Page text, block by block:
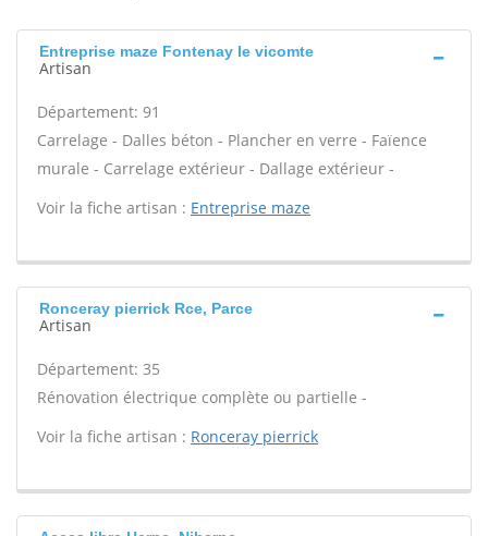
Entreprise maze Fontenay le vicomte
Artisan
Département: 91
Carrelage - Dalles béton - Plancher en verre - Faïence
murale - Carrelage extérieur - Dallage extérieur -
Voir la fiche artisan : Entreprise maze
Ronceray pierrick Rce, Parce
Artisan
Département: 35
Rénovation électrique complète ou partielle -
Voir la fiche artisan : Ronceray pierrick